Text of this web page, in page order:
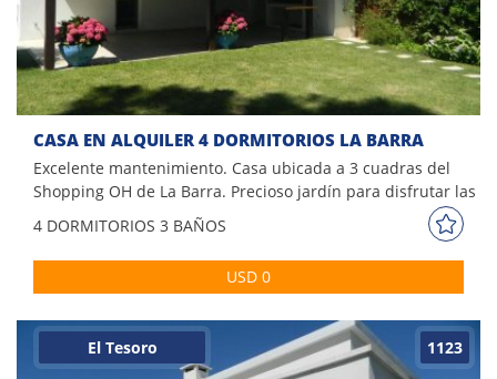
CASA EN ALQUILER 4 DORMITORIOS LA BARRA
Excelente mantenimiento. Casa ubicada a 3 cuadras del
Shopping OH de La Barra. Precioso jardín para disfrutar las
tardes de verano, gran galería con parrillero techado.
Comodidades: - Living con vista al jardín - Comedor -
Cocina con comedor diario - 1 toilette - 1 dormitorio en
suite en planta baja - En planta alta 3 dormitorios, principal
4 DORMITORIOS 3 BAÑOS
USD 0
1123
El Tesoro